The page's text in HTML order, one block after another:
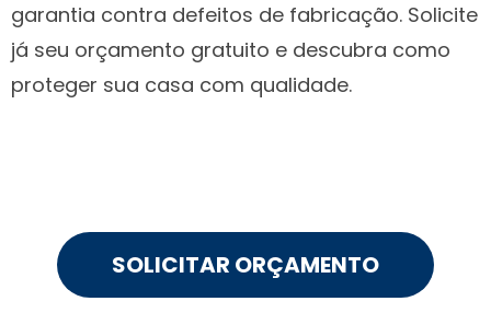
garantia contra defeitos de fabricação. Solicite
já seu orçamento gratuito e descubra como
proteger sua casa com qualidade.
SOLICITAR ORÇAMENTO